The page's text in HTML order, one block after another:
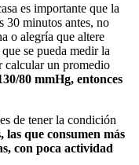
es importante que la
30 minutos antes, no
o alegría que altere
se pueda medir la
calcular un promedio
80 mmHg, entonces
de tener la condición
las que consumen más
con poca actividad